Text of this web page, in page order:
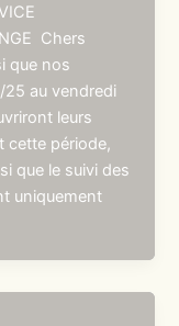
Chers
que nos
au vendredi
leurs
cette période,
que le suivi des
uniquement